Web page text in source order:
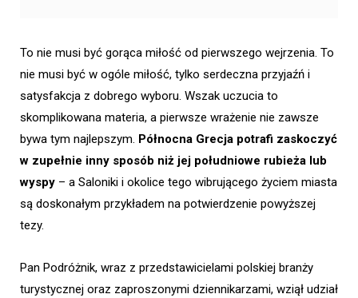
To nie musi być gorąca miłość od pierwszego wejrzenia. To
nie musi być w ogóle miłość, tylko serdeczna przyjaźń i
satysfakcja z dobrego wyboru. Wszak uczucia to
skomplikowana materia, a pierwsze wrażenie nie zawsze
bywa tym najlepszym. Północna Grecja potrafi zaskoczyć
w zupełnie inny sposób niż jej południowe rubieża lub
wyspy – a Saloniki i okolice tego wibrującego życiem miasta
są doskonałym przykładem na potwierdzenie powyższej
tezy.
Pan Podróżnik, wraz z przedstawicielami polskiej branży
turystycznej oraz zaproszonymi dziennikarzami, wziął udział